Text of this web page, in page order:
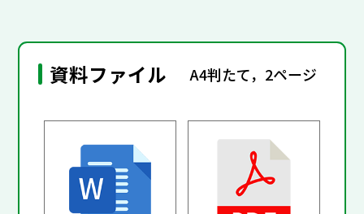
資料ファイル A4判たて，2ページ